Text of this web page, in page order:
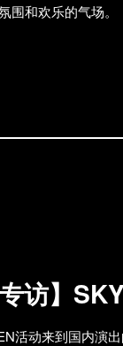
围和欢乐的气场。
专访】
活动来到国内演